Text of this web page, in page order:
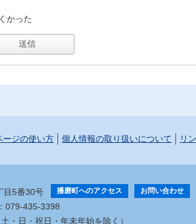
かった
ージの使い方 個人情報の取り扱いについて リ
目5番30号 播磨町へのアクセス お問い合わせ
079-435-3398
・日・祝日・年末年始を除く）